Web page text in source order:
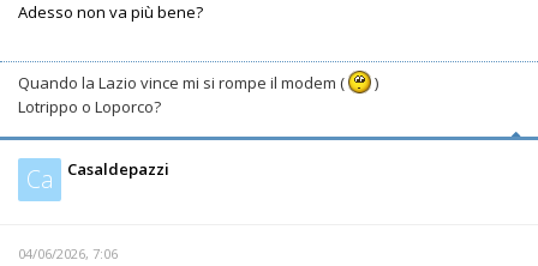
Adesso non va più bene?
Quando la Lazio vince mi si rompe il modem (
)
Lotrippo o Loporco?
Ca Casaldepazzi
04/06/2026, 7:06